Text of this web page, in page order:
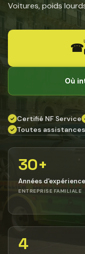
Voitures, poids
☎
Où
✓ Certifié NF Service
✓ Toutes
30+
Années d'expérience
ENTREPRISE FAMILIALE
4